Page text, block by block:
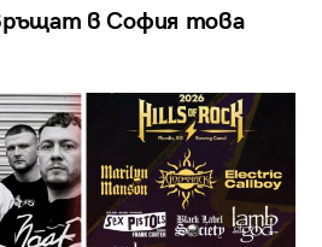
в София това